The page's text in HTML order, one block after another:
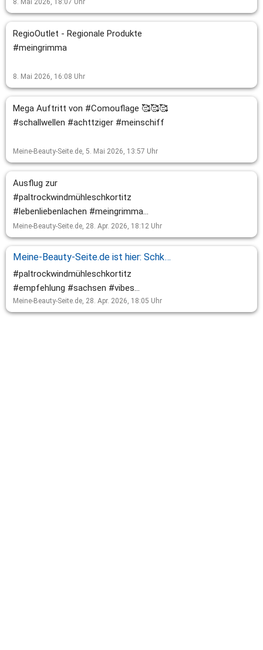
8. Mai 2026, 18:07 Uhr
RegioOutlet - Regionale Produkte
#meingrimma
8. Mai 2026, 16:08 Uhr
Mega Auftritt von #Comouflage 🥰🥰🥰
#schallwellen #achttziger #meinschiff
Meine-Beauty-Seite.de, 5. Mai 2026, 13:57 Uhr
Ausflug zur
#paltrockwindmühleschkortitz
#lebenliebenlachen #meingrimma
#mithund #weekend
Meine-Beauty-Seite.de, 28. Apr. 2026, 18:12 Uhr
Meine-Beauty-Seite.de ist hier: Schkortitz, Sachsen, Germany.
#paltrockwindmühleschkortitz
#empfehlung #sachsen #vibes
#sundaytrip🚗
Meine-Beauty-Seite.de, 28. Apr. 2026, 18:05 Uhr